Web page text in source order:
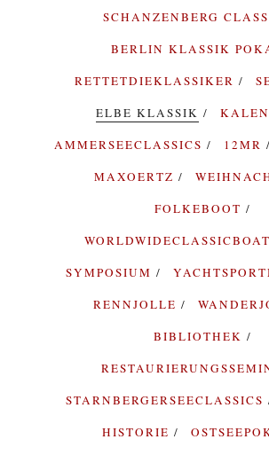
SCHANZENBERG
BERLIN KLASSIK
RETTETDIEKLASSIKER
ELBE KLASSIK
AMMERSEECLASSICS
12MR
MAXOERTZ
FOLKEBOOT
SYMPOSIUM
RENNJOLLE
BIBLIOTHEK
STARNBERGERSEECLASSICS
HISTORIE